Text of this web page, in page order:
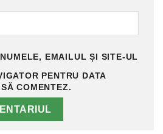
EMAILUL ȘI SITE-UL
PENTRU DATA
COMENTEZ.